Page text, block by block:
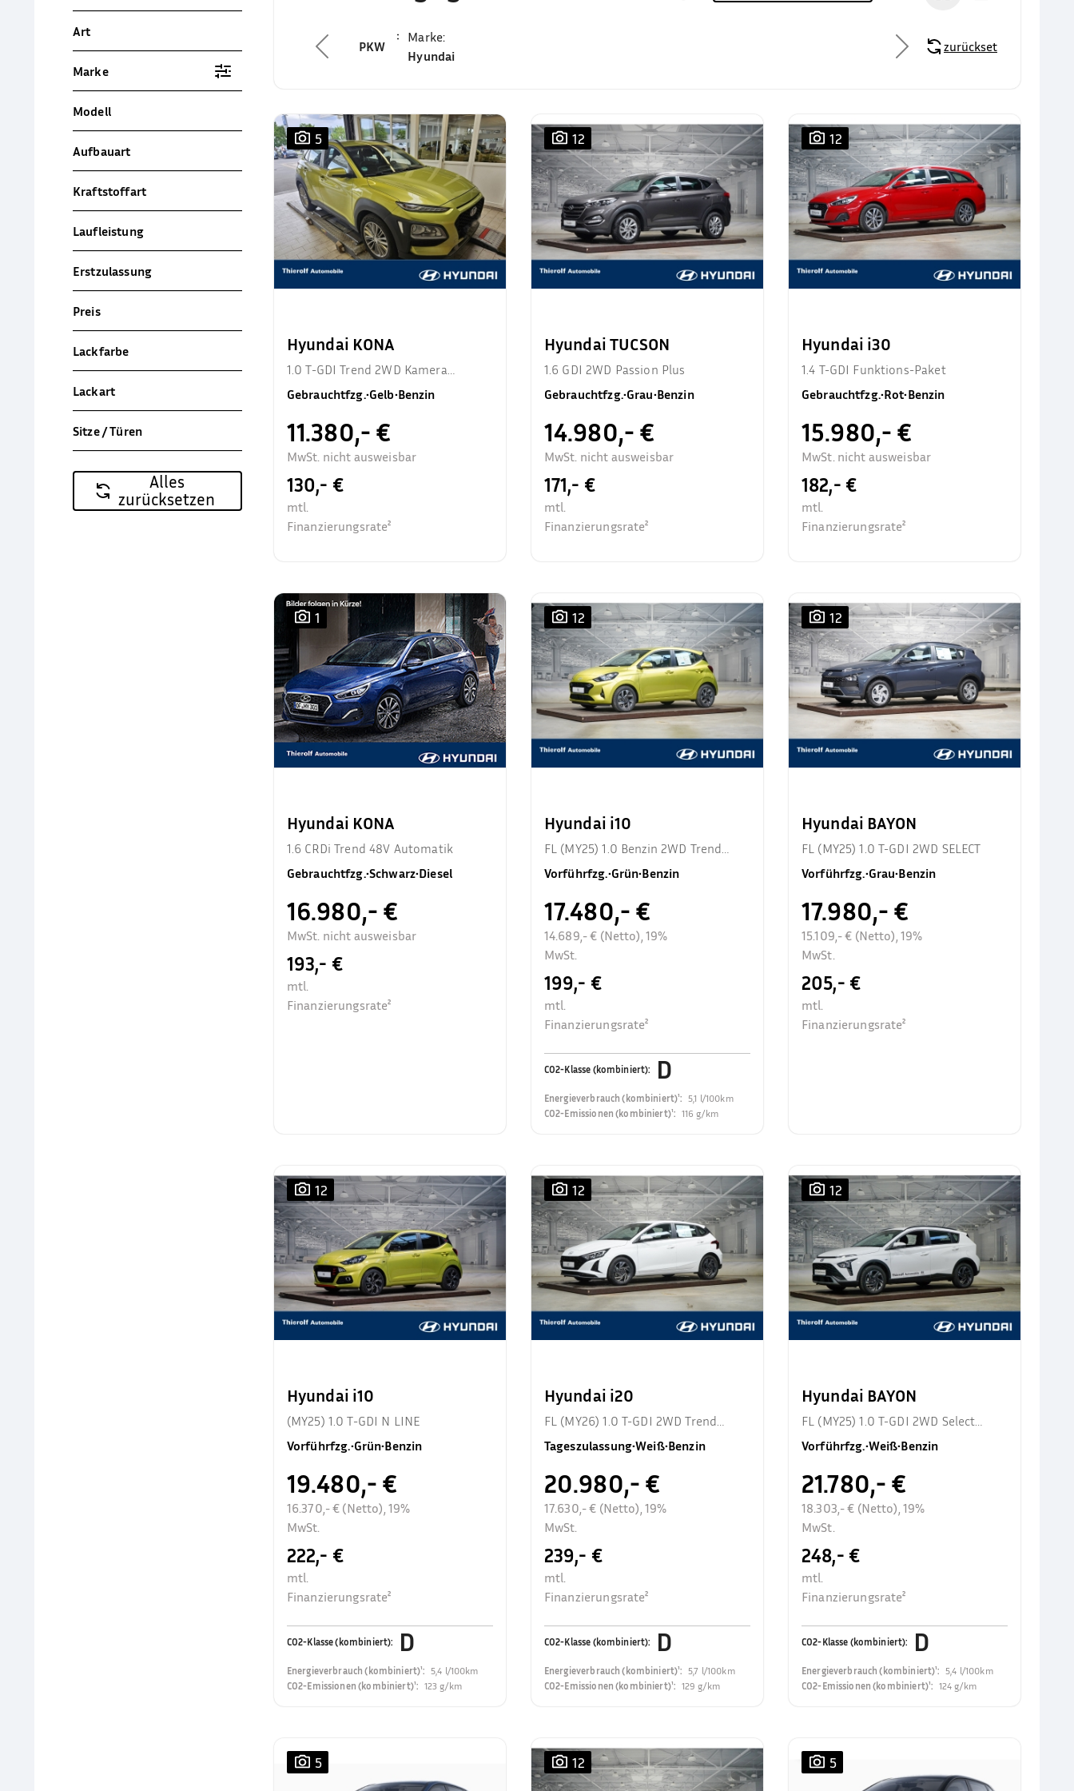
Art
Marke
Modell
Aufbauart
Kraftstoffart
Laufleistung
Erstzulassung
Preis
Lackfarbe
Lackart
Sitze / Türen
Alles
zurücksetzen
PKW
Marke:
Hyundai
zurücksetzen
5
Hyundai KONA
1.0 T-GDI Trend 2WD Kamera
Allwetter Sitzhzg.
Gebrauchtfzg.•Gelb•Benzin
11.380,- €
MwSt. nicht ausweisbar
130,- €
mtl.
Finanzierungsrate²
12
Hyundai TUCSON
1.6 GDI 2WD Passion Plus
Gebrauchtfzg.•Grau•Benzin
14.980,- €
MwSt. nicht ausweisbar
171,- €
mtl.
Finanzierungsrate²
12
Hyundai i30
1.4 T-GDI Funktions-Paket
Gebrauchtfzg.•Rot•Benzin
15.980,- €
MwSt. nicht ausweisbar
182,- €
mtl.
Finanzierungsrate²
1
Hyundai KONA
1.6 CRDi Trend 48V Automatik
Gebrauchtfzg.•Schwarz•Diesel
16.980,- €
MwSt. nicht ausweisbar
193,- €
mtl.
Finanzierungsrate²
12
Hyundai i10
FL (MY25) 1.0 Benzin 2WD Trend
Komfortpaket
Vorführfzg.•Grün•Benzin
17.480,- €
14.689,- € (Netto), 19%
MwSt.
199,- €
mtl.
Finanzierungsrate²
CO2-Klasse (kombiniert): D
Energieverbrauch (kombiniert)¹: 5,1 l/100km
CO2-Emissionen (kombiniert)¹: 116 g/km
12
Hyundai BAYON
FL (MY25) 1.0 T-GDI 2WD SELECT
Vorführfzg.•Grau•Benzin
17.980,- €
15.109,- € (Netto), 19%
MwSt.
205,- €
mtl.
Finanzierungsrate²
12
Hyundai i10
(MY25) 1.0 T-GDI N LINE
Vorführfzg.•Grün•Benzin
19.480,- €
16.370,- € (Netto), 19%
MwSt.
222,- €
mtl.
Finanzierungsrate²
CO2-Klasse (kombiniert): D
Energieverbrauch (kombiniert)¹: 5,4 l/100km
CO2-Emissionen (kombiniert)¹: 123 g/km
12
Hyundai i20
FL (MY26) 1.0 T-GDI 2WD Trend
Rückfahrkamera
Tageszulassung•Weiß•Benzin
20.980,- €
17.630,- € (Netto), 19%
MwSt.
239,- €
mtl.
Finanzierungsrate²
CO2-Klasse (kombiniert): D
Energieverbrauch (kombiniert)¹: 5,7 l/100km
CO2-Emissionen (kombiniert)¹: 129 g/km
12
Hyundai BAYON
FL (MY25) 1.0 T-GDI 2WD Select
Rückfahrkamer
Vorführfzg.•Weiß•Benzin
21.780,- €
18.303,- € (Netto), 19%
MwSt.
248,- €
mtl.
Finanzierungsrate²
CO2-Klasse (kombiniert): D
Energieverbrauch (kombiniert)¹:5,4 l/100km
CO2-Emissionen (kombiniert)¹: 124 g/km
5 12 5